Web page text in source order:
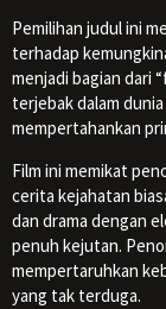
Pemilihan judul ini
terhadap
menjadi bagian dari
terjebak dalam
mempertahankan
Film ini memikat
cerita kejahatan
dan drama dengan
penuh kejutan.
mempertaruhkan
yang tak terduga.